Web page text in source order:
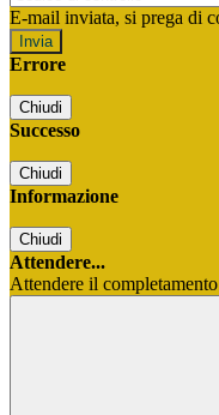
E-mail inviata, si prega di
Errore
Chiudi
Successo
Chiudi
Informazione
Chiudi
Attendere...
Attendere il